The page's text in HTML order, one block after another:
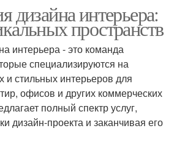
дизайна интерьера:
пространств
интерьера - это команда
специализируются на
и стильных интерьеров для
офисов и других коммерческих
полный спектр услуг,
дизайн-проекта и заканчивая его